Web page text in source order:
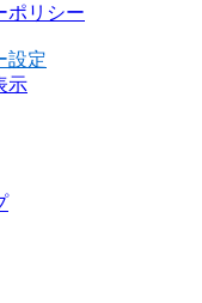
ポリシー
設定
示